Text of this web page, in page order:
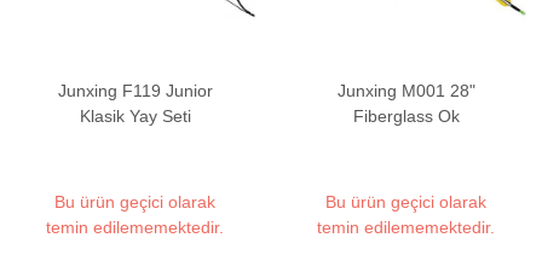
Junxing F119 Junior
Klasik Yay Seti
Bu ürün geçici olarak
temin edilememektedir.
Junxing M001 28"
Fiberglass Ok
Bu ürün geçici olarak
temin edilememektedir.